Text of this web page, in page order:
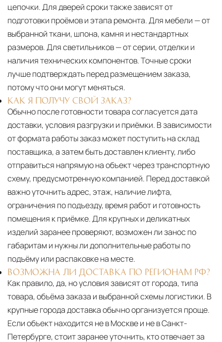
цепочки. Для дверей сроки также зависят от
подготовки проёмов и этапа ремонта. Для мебели — от
выбранной ткани, шпона, камня и нестандартных
размеров. Для светильников — от серии, отделки и
наличия технических компонентов. Точные сроки
лучше подтверждать перед размещением заказа,
потому что они могут меняться.
КАК Я ПОЛУЧУ СВОЙ ЗАКАЗ?
Обычно после готовности товара согласуется дата
доставки, условия разгрузки и приёмки. В зависимости
от формата работы заказ может поступить на склад
поставщика, а затем быть доставлен клиенту, либо
отправиться напрямую на объект через транспортную
схему, предусмотренную компанией. Перед доставкой
важно уточнить адрес, этаж, наличие лифта,
ограничения по подъезду, время работ и готовность
помещения к приёмке. Для крупных и деликатных
изделий заранее проверяют, возможен ли занос по
габаритам и нужны ли дополнительные работы по
подъёму или распаковке на месте.
ВОЗМОЖНА ЛИ ДОСТАВКА ПО РЕГИОНАМ РФ?
Как правило, да, но условия зависят от города, типа
товара, объёма заказа и выбранной схемы логистики. В
крупные города доставка обычно организуется проще.
Если объект находится не в Москве и не в Санкт-
Петербурге, стоит заранее уточнить, кто отвечает за